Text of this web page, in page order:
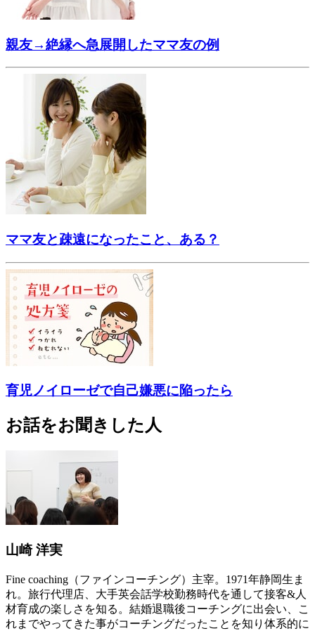
親友→絶縁へ急展開したママ友の例
ママ友と疎遠になったこと、ある？
育児ノイローゼで自己嫌悪に陥ったら
お話をお聞きした人
山崎 洋実
Fine coaching（ファインコーチング）主宰。1971年静岡生ま
れ。旅行代理店、大手英会話学校勤務時代を通して接客&人
材育成の楽しさを知る。結婚退職後コーチングに出会い、こ
れまでやってきた事がコーチングだったことを知り体系的に